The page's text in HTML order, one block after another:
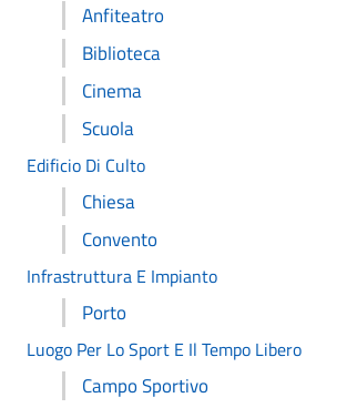
Anfiteatro
Biblioteca
Cinema
Scuola
Edificio Di Culto
Chiesa
Convento
Infrastruttura E Impianto
Porto
Luogo Per Lo Sport E Il Tempo Libero
Campo Sportivo